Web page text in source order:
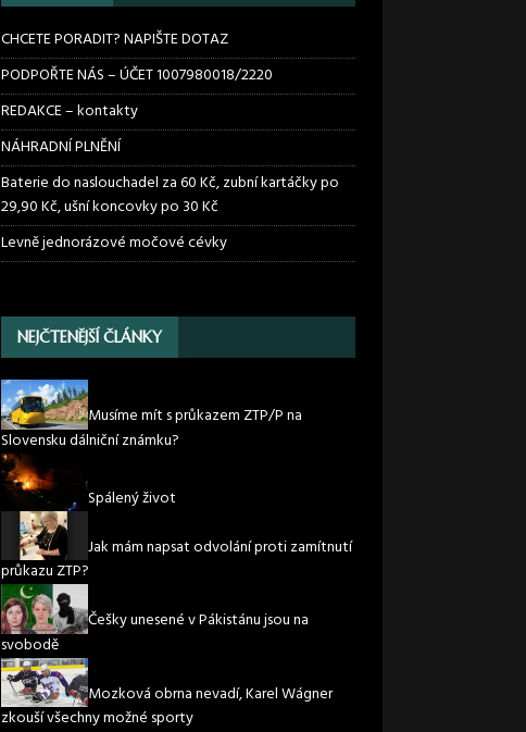
CHCETE PORADIT? NAPIŠTE DOTAZ
PODPOŘTE NÁS – ÚČET 1007980018/2220
REDAKCE – kontakty
NÁHRADNÍ PLNĚNÍ
Baterie do naslouchadel za 60 Kč, zubní kartáčky po
29,90 Kč, ušní koncovky po 30 Kč
Levně jednorázové močové cévky
NEJČTENĚJŠÍ ČLÁNKY
Musíme mít s průkazem ZTP/P na
Slovensku dálniční známku?
Spálený život
Jak mám napsat odvolání proti zamítnutí
průkazu ZTP?
Češky unesené v Pákistánu jsou na
svobodě
Mozková obrna nevadí, Karel Wágner
zkouší všechny možné sporty